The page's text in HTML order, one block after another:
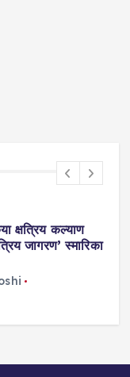
महिला आरक्षण विधेयक को
समर्थन: शिअद ने केंद्र से